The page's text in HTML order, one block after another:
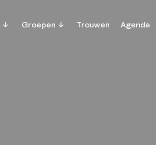
Groepen Trouwen Agenda